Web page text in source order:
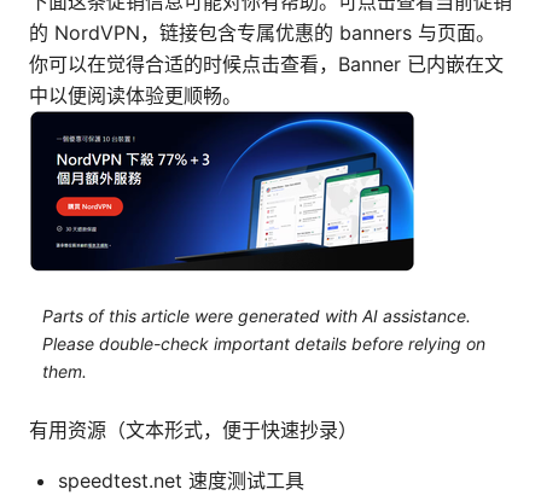
的 NordVPN，链接包含专属优惠的 banners 与页面。
你可以在觉得合适的时候点击查看，Banner 已内嵌在文
中以便阅读体验更顺畅。
Parts of this article were generated with AI assistance.
Please double-check important details before relying on
them.
有用资源（文本形式，便于快速抄录）
speedtest.net 速度测试工具